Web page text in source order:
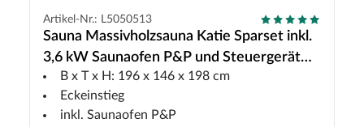
Artikel-Nr.: L5050513
Sauna Massivholzsauna Katie Sparset inkl.
3,6 kW Saunaofen P&P und Steuergerät
Finnisch
B x T x H: 196 x 146 x 198 cm
Eckeinstieg
inkl. Saunaofen P&P